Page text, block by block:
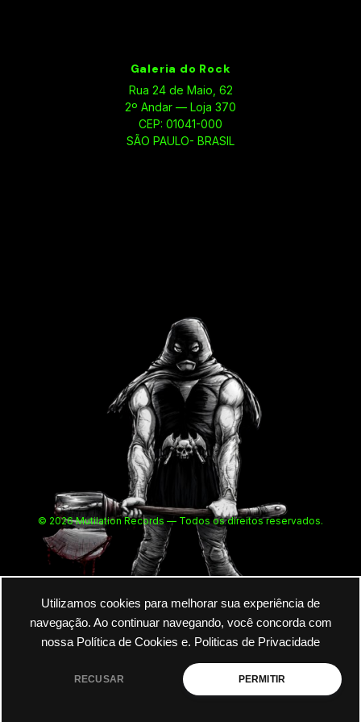
Utilizamos cookies para melhorar sua experiência de
navegação. Ao continuar navegando, você concorda com
nossa Política de Cookies e. Politicas de Privacidade
RECUSAR PERMITIR
Galeria do Rock
Rua 24 de Maio, 62
2º Andar — Loja 370
CEP: 01041-000
SÃO PAULO- BRASIL
© 2026 Mutilation Records — Todos os direitos reservados.